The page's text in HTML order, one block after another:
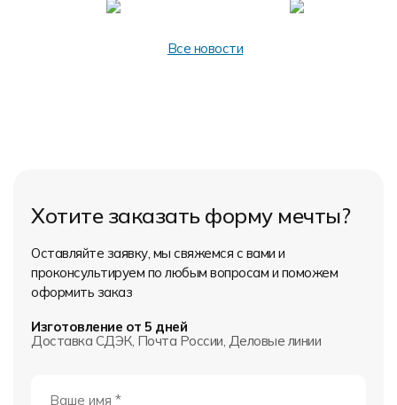
Все новости
Хотите заказать форму мечты?
Оставляйте заявку, мы свяжемся с вами и
проконсультируем по любым вопросам и поможем
оформить заказ
Изготовление от 5 дней
Доставка СДЭК, Почта России, Деловые линии